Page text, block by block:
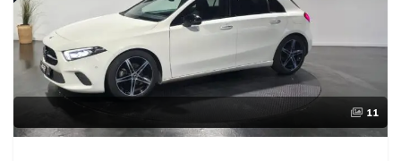
11